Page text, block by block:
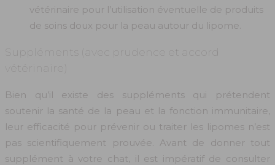
vétérinaire pour l’utilisation éventuelle de produits
de soins doux pour la peau autour du lipome.
Suppléments (avec prudence et accord
vétérinaire)
Bien qu’il existe des suppléments qui prétendent
soutenir la santé de la peau et la fonction immunitaire,
leur efficacité pour prévenir ou traiter les lipomes n’est
pas scientifiquement prouvée. Avant de donner tout
supplément à votre chat, il est impératif de consulter